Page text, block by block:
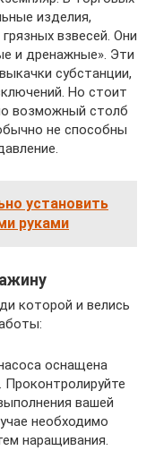
изделия,
взвесей. Они
и дренажные». Эти
субстанции,
Но стоит
возможный столб
не способны
установить
руками
которой и велись
оснащена
вашей
необходимо
наращивания.